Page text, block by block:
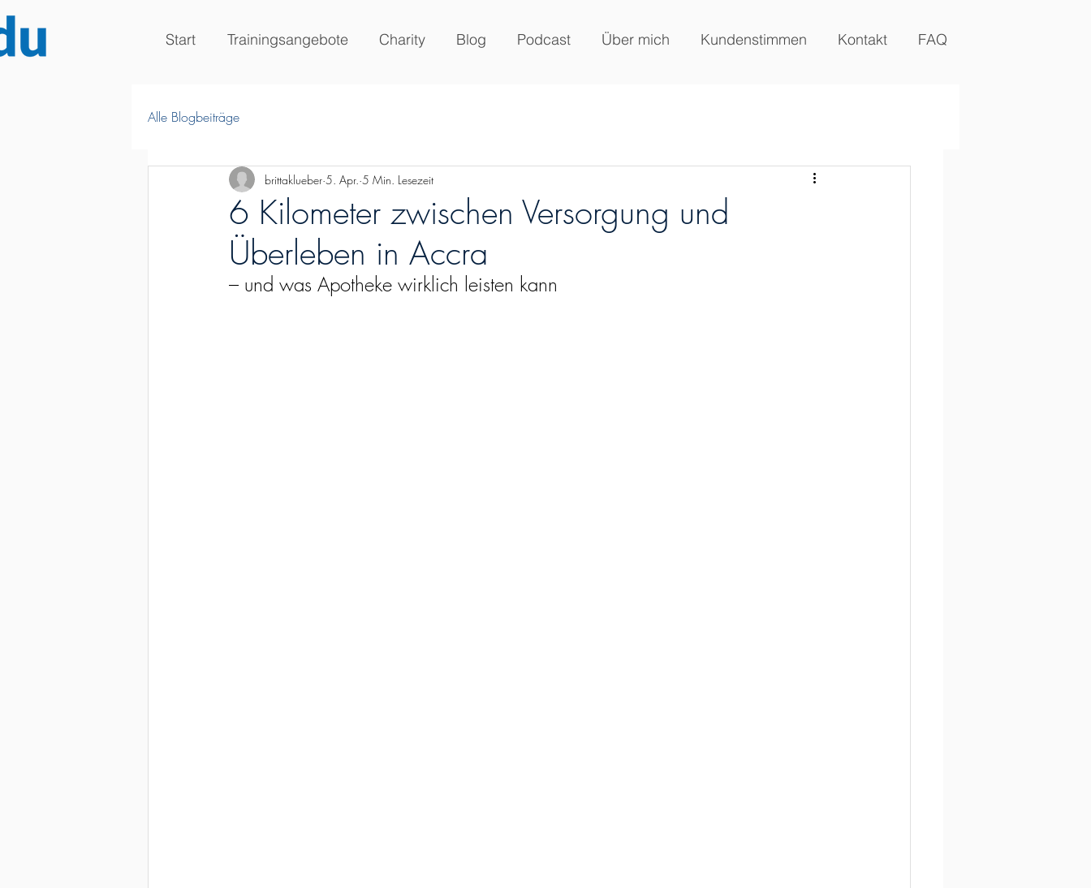
Start Trainingsangebote Charity Blog Podcast Über mich Kundenstimmen Kontakt FAQ
Alle Blogbeiträge
6 Kilometer zwischen Versorgung und
Überleben in Accra
brittaklueber 5. Apr. 5 Min. Lesezeit
– und was Apotheke wirklich leisten kann